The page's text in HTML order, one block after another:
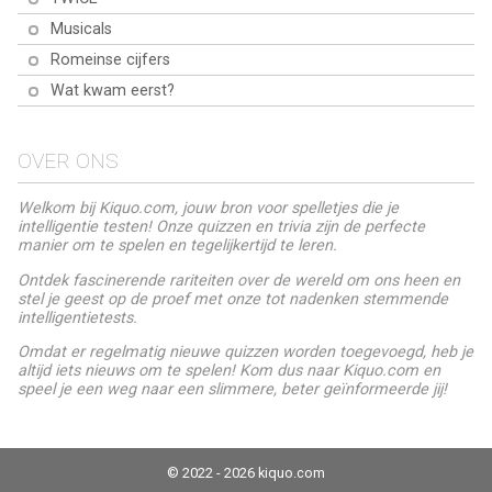
Musicals
Romeinse cijfers
Wat kwam eerst?
OVER ONS
Welkom bij Kiquo.com, jouw bron voor spelletjes die je
intelligentie testen! Onze quizzen en trivia zijn de perfecte
manier om te spelen en tegelijkertijd te leren.
Ontdek fascinerende rariteiten over de wereld om ons heen en
stel je geest op de proef met onze tot nadenken stemmende
intelligentietests.
Omdat er regelmatig nieuwe quizzen worden toegevoegd, heb je
altijd iets nieuws om te spelen! Kom dus naar Kiquo.com en
speel je een weg naar een slimmere, beter geïnformeerde jij!
© 2022 - 2026 kiquo.com